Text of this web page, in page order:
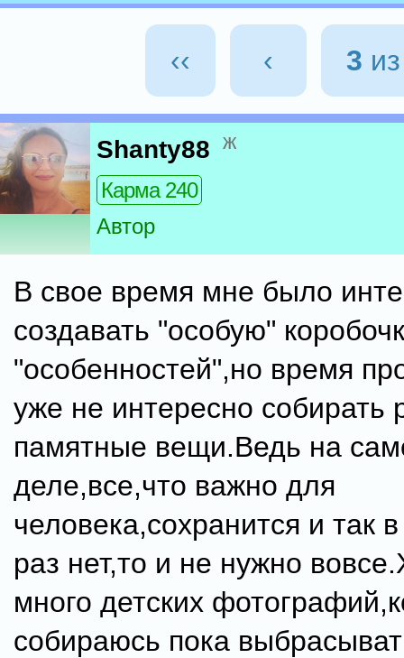
‹‹ ‹ 3
Shanty88 ж
Карма 240
Автор
В свое время мне было
создавать "особую"
"особенностей",но время
уже не интересно собирать
памятные вещи.Ведь на
деле,все,что важно для
человека,сохранится и так
раз нет,то и не нужно
много детских
собираюсь пока